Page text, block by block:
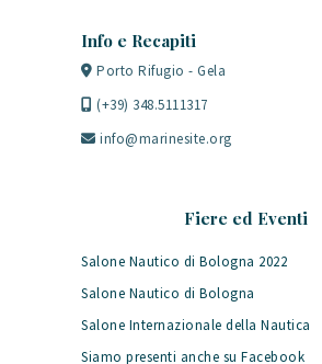
Info e Recapiti
Porto Rifugio - Gela
(+39) 348.5111317
info@marinesite.org
Fiere ed Eventi
Salone Nautico di Bologna 2022
Salone Nautico di Bologna
Salone Internazionale della Nautica
Siamo presenti anche su Facebook